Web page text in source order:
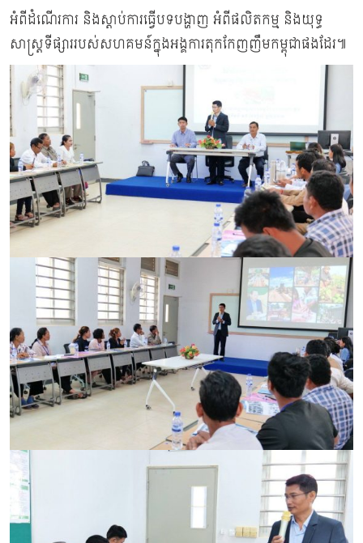
អំពីដំណើរការ និងស្តាប់ការធ្វើបទបង្ហាញ អំពីផលិតកម្ម និងយុទ្ធ
សាស្ត្រទីផ្សាររបស់សហគមន៍ក្នុងអង្គការតុកកែញញឹមកម្ពុជាផងដែរ៕